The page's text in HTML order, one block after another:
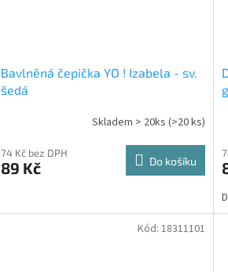
Bavlněná čepička YO ! Izabela - sv.
šedá
Skladem > 20ks (>20 ks)
74 Kč bez DPH
89 Kč Do košíku
Kód: 18311101